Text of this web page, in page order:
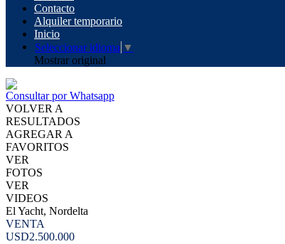
Contacto
Alquiler temporario
Inicio
Seleccionar idioma ▼
Mostrar original
Consultar por Whatsapp
VOLVER A
RESULTADOS
AGREGAR A
FAVORITOS
VER
FOTOS
VER
VIDEOS
El Yacht, Nordelta
VENTA
USD2.500.000